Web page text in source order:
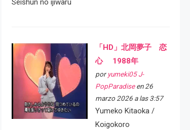
Seishun no ijiwaru
「HD」北岡夢子 恋
心 1988年
por yumeki05 J-
PopParadiseen 26
marzo 2026 a las 3:57
Yumeko Kitaoka /
Koigokoro